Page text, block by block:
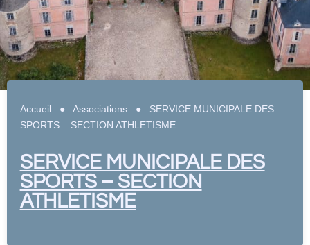
Accueil ● Associations● SERVICE MUNICIPALE DES
SPORTS – SECTION ATHLETISME
SERVICE MUNICIPALE DES
SPORTS – SECTION
ATHLETISME